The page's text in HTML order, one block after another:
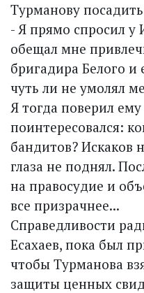
Турманову
- Я прямо спросил
обещал мне
бригадира Белого и
чуть ли не умолял
Я тогда поверил
поинтересовался:
бандитов? Искаков
глаза не поднял.
на правосудие и
все призрачнее...
Справедливости
Есахаев, пока был
чтобы Турманова
защиты ценных